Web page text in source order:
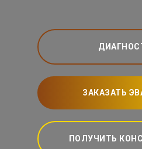
ЗАКАЗАТЬ
ПОЛУЧИТЬ